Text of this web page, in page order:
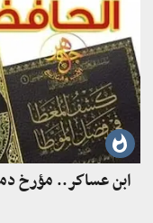
ابن عساكر.. مؤرخ